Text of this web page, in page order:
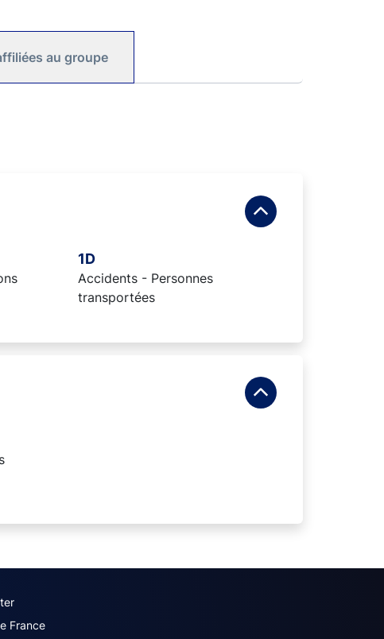
au groupe
1D
Accidents - Personnes
transportées
menu (French)
France